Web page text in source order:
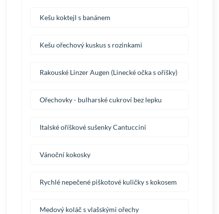
Kešu koktejl s banánem
Kešu ořechový kuskus s rozinkami
Rakouské Linzer Augen (Linecké očka s oříšky)
Ořechovky - bulharské cukroví bez lepku
Italské oříškové sušenky Cantuccini
Vánoční kokosky
Rychlé nepečené piškotové kuličky s kokosem
Medový koláč s vlašskými ořechy